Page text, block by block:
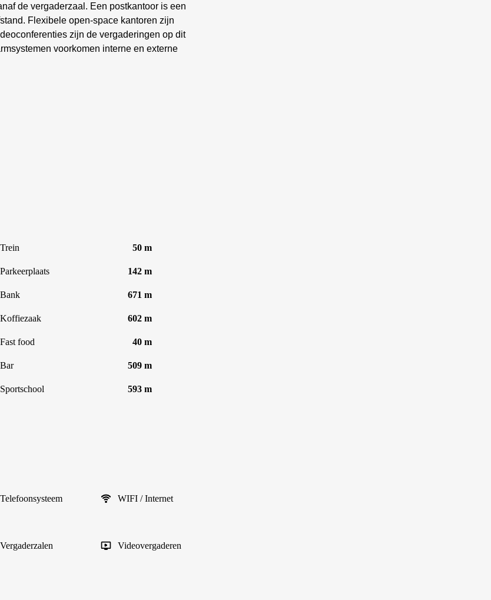
de vergaderzaal. Een postkantoor is een
Flexibele open-space kantoren zijn
zijn de vergaderingen op dit
voorkomen interne en externe
Trein 50 m
Parkeerplaats 142 m
Bank 671 m
Koffiezaak 602 m
Fast food 40 m
Bar 509 m
Sportschool 593 m
Telefoonsysteem WIFI / Internet
Vergaderzalen Videovergaderen